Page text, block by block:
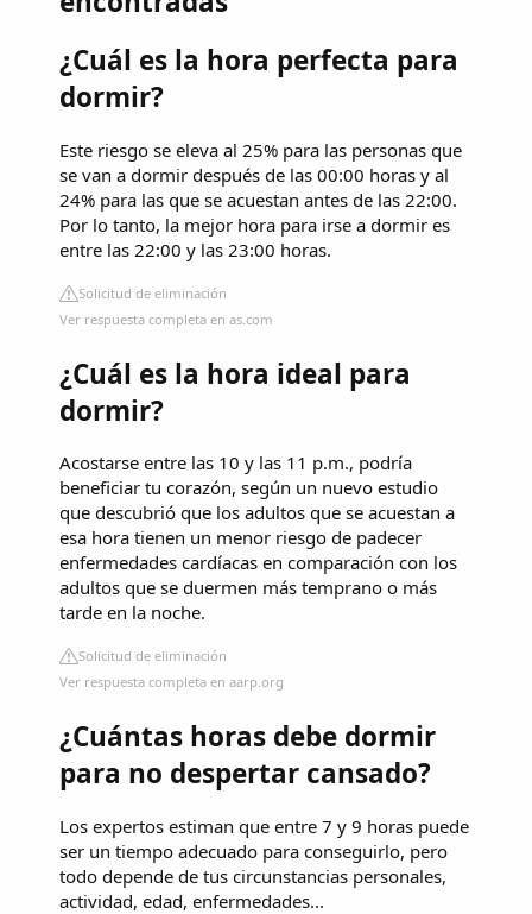
¿Cuál es la hora perfecta para
dormir?
Este riesgo se eleva al 25% para las personas que
se van a dormir después de las 00:00 horas y al
24% para las que se acuestan antes de las 22:00.
Por lo tanto, la mejor hora para irse a dormir es
entre las 22:00 y las 23:00 horas.
Solicitud de eliminación
Ver respuesta completa en as.com
¿Cuál es la hora ideal para
dormir?
Acostarse entre las 10 y las 11 p.m., podría
beneficiar tu corazón, según un nuevo estudio
que descubrió que los adultos que se acuestan a
esa hora tienen un menor riesgo de padecer
enfermedades cardíacas en comparación con los
adultos que se duermen más temprano o más
tarde en la noche.
Solicitud de eliminación
Ver respuesta completa en aarp.org
¿Cuántas horas debe dormir
para no despertar cansado?
Los expertos estiman que entre 7 y 9 horas puede
ser un tiempo adecuado para conseguirlo, pero
todo depende de tus circunstancias personales,
actividad, edad, enfermedades...